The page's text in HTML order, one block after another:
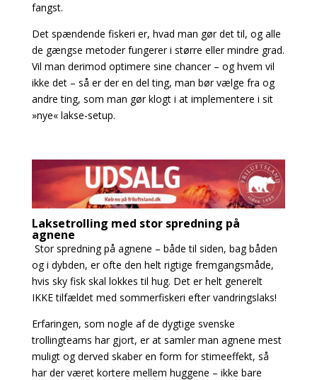
fangst.
Det spændende fiskeri er, hvad man gør det til, og alle
de gængse metoder fungerer i større eller mindre grad.
Vil man derimod optimere sine chancer – og hvem vil
ikke det – så er der en del ting, man bør vælge fra og
andre ting, som man gør klogt i at implementere i sit
»nye« lakse-setup.
Laksetrolling med stor spredning på
agnene
Stor spredning på agnene – både til siden, bag båden
og i dybden, er ofte den helt rigtige fremgangsmåde,
hvis sky fisk skal lokkes til hug. Det er helt generelt
IKKE tilfældet med sommerfiskeri efter vandringslaks!
Erfaringen, som nogle af de dygtige svenske
trollingteams har gjort, er at samler man agnene mest
muligt og derved skaber en form for stimeeffekt, så
har der været kortere mellem huggene – ikke bare